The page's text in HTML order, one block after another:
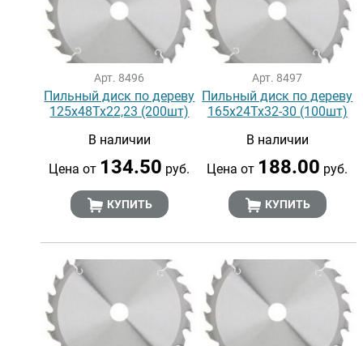
Арт. 8496
Пильный диск по дереву
125х48Тх22,23 (200шт)
В наличии
Цена от 134.50 руб.
КУПИТЬ
Арт. 8497
Пильный диск по дереву
165х24Тх32-30 (100шт)
В наличии
Цена от 188.00 руб.
КУПИТЬ